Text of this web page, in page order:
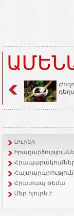
Լուրեր
Հրատապ թեմա
Մեր հյուրն է